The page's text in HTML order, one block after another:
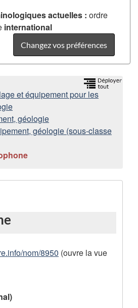
actuelles : ordre
international
Changez vos préférences
et équipement pour les
géologie
géologie (sous-classe
nom/8950 (ouvre la vue